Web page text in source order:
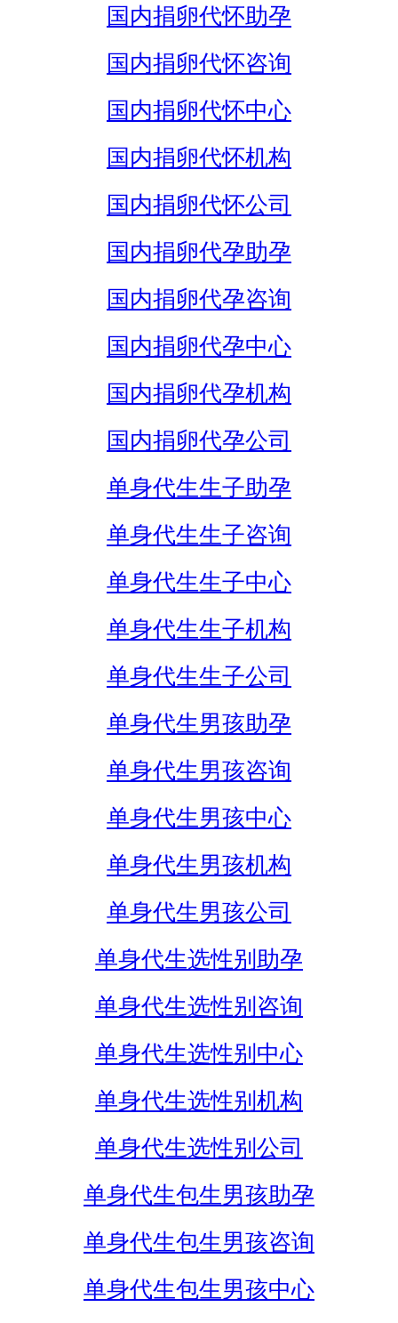
国内捐卵代怀助孕
国内捐卵代怀咨询
国内捐卵代怀中心
国内捐卵代怀机构
国内捐卵代怀公司
国内捐卵代孕助孕
国内捐卵代孕咨询
国内捐卵代孕中心
国内捐卵代孕机构
国内捐卵代孕公司
单身代生生子助孕
单身代生生子咨询
单身代生生子中心
单身代生生子机构
单身代生生子公司
单身代生男孩助孕
单身代生男孩咨询
单身代生男孩中心
单身代生男孩机构
单身代生男孩公司
单身代生选性别助孕
单身代生选性别咨询
单身代生选性别中心
单身代生选性别机构
单身代生选性别公司
单身代生包生男孩助孕
单身代生包生男孩咨询
单身代生包生男孩中心